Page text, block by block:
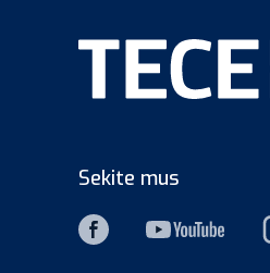
Sekite mus